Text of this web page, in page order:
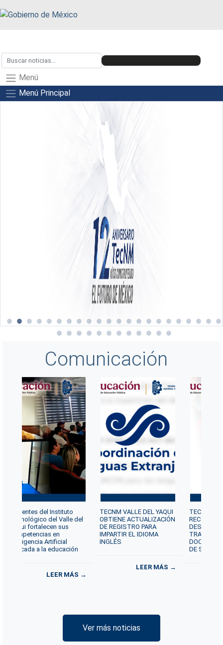
Menú
Menú Principal
Comunicación
Docentes del Instituto
Tecnológico del Valle del
Yaqui fortalecen sus
competencias en
Inteligencia Artificial
aplicada a la educación
LEER MÁS →
TECNM VALLE DEL YAQUI
OBTIENE ACTUALIZACIÓN
DE REGISTRO PARA
IMPARTIR EL IDIOMA
INGLÉS
LEER MÁS →
TECNM
DOCENTE
DE
Ver más noticias